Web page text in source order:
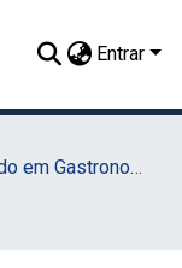
Entrar
Bacharelado em Gastronomia (Sede)